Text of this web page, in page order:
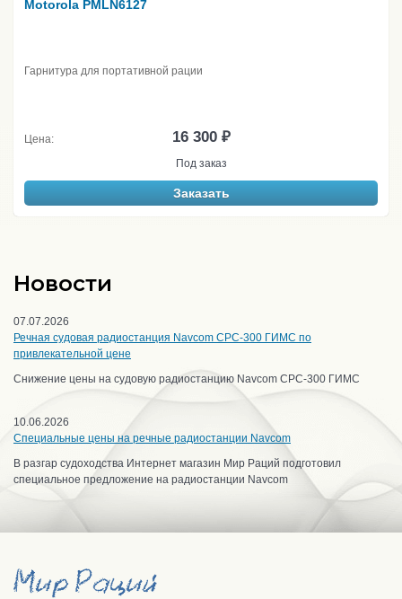
Motorola PMLN6127
Гарнитура для портативной рации
Цена: 16 300 ₽
Под заказ
Заказать
Новости
07.07.2026
Речная судовая радиостанция Navcom CPC-300 ГИМС по
привлекательной цене
Снижение цены на судовую радиостанцию Navcom CPC-300 ГИМС
10.06.2026
Специальные цены на речные радиостанции Navcom
В разгар судоходства Интернет магазин Мир Раций подготовил
специальное предложение на радиостанции Navcom